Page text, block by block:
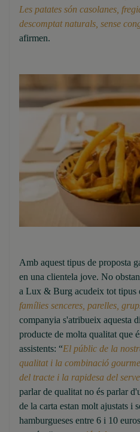
Les patates són casolanes,
descomptat naturals, sense
afirmen.
Amb aquest tipus de proposta
en una clientela jove. No
a Lux & Burg acudeix tot tipus
famílies senceres, parelles,
companyia s'atribueix aquesta
producte de molta qualitat que
assistents: “El públic de la
qualitat i la combinació
del tracte i la rapidesa del
parlar de qualitat no és parlar
de la carta estan molt ajustats i
hamburgueses entre 6 i 10